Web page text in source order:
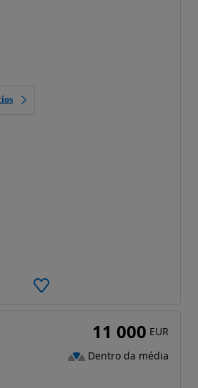
11 000 EUR
Dentro da média